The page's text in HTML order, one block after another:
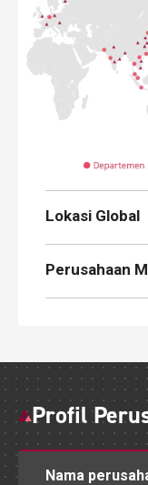
Lokasi Global
Perusahaan
Profil
Nama